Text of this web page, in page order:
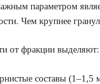
параметром
Чем крупнее
от фракции выделяют:
составы (1–1,5